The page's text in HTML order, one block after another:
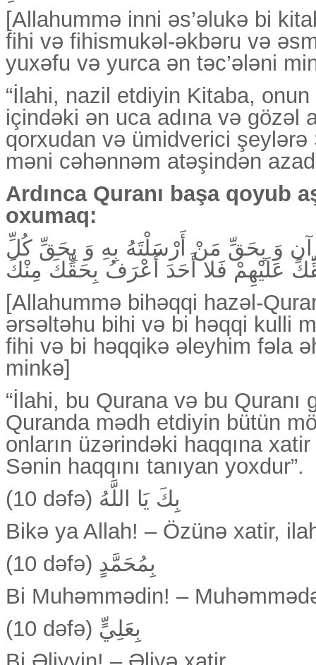
[Allahummə inni əs’əlukə bi
fihi və fihismukəl-əkbəru və
yuxəfu və yurca ən təc’ələni
“İlahi, nazil etdiyin Kitaba,
içindəki ən uca adına və gözəl
qorxudan və ümidverici
məni cəhənnəm atəşindən
Ardınca Quranı başa qoyub
oxumaq:
وَ بِحَقِّ مَنْ أَرْسَلْتَهُ بِهِ وَ بِحَقِّ كُلِّ
عَلَيْهِمْ فَلا أَحَدَ أَعْرَفُ بِحَقِّكَ مِنْكَ
[Allahummə bihəqqi hazəl-
ərsəltəhu bihi və bi həqqi kulli
fihi və bi həqqikə əleyhim fəla
minkə]
“İlahi, bu Qurana və bu Quranı
Quranda mədh etdiyin bütün
onların üzərindəki haqqına
Sənin haqqını tanıyan yoxdur”.
(10 dəfə) بِكَ يَا اللَّهُ
Bikə ya Allah! – Özünə xatir,
(10 dəfə) بِمُحَمَّدٍ
Bi Muhəmmədin! –
(10 dəfə) بِعَلِيٍّ